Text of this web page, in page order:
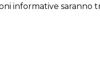
informative saranno